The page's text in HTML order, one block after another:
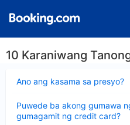
10 Karaniwang
Ano ang kasama sa presyo?
ang
Puwede ba akong gumawa
gumagamit ng credit card?
ang
sagot